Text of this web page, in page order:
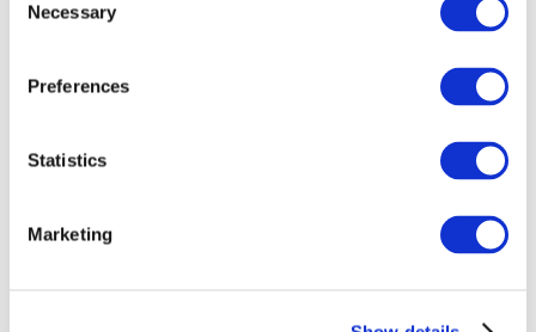
Selection
Necessary
Preferences
Statistics
Marketing
Événements